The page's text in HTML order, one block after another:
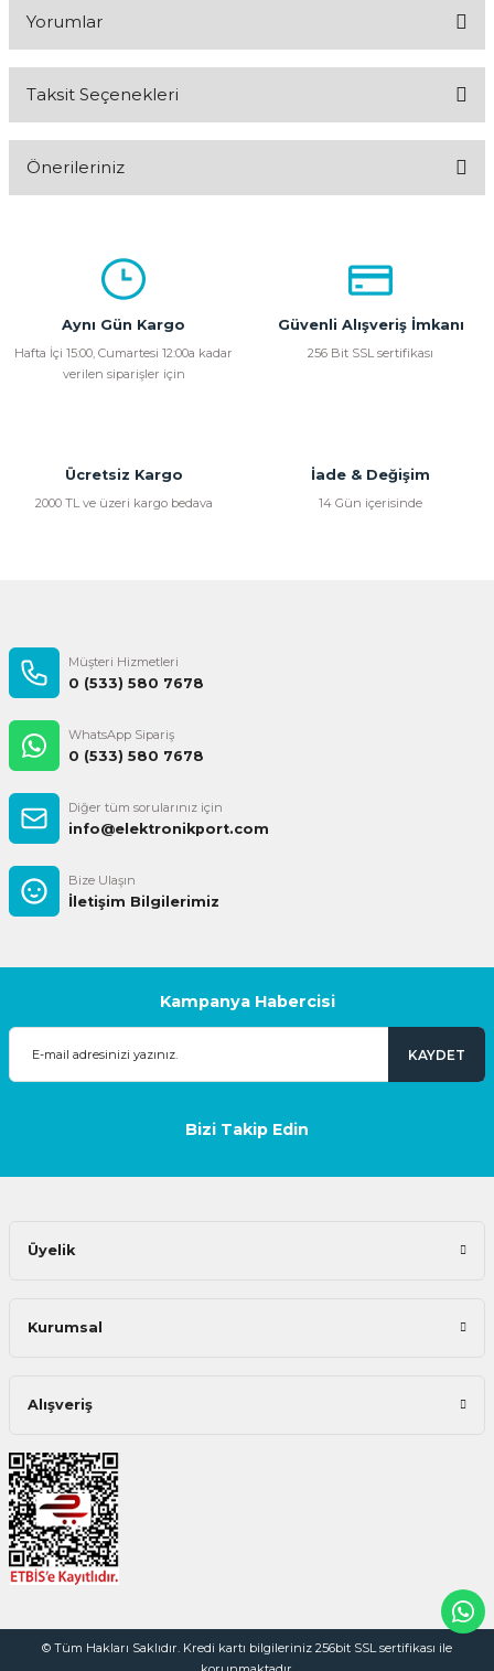
Yorumlar
Taksit Seçenekleri
Önerileriniz
kullanarak tarafımıza iletebilirsiniz.
Görüş ve önerileriniz için teşekkür ederiz.
Ürün açıklamasında eksik bilgiler bulunuyor.
Bu ürüne benzer farklı alternatifler olmalı.
Aynı Gün Kargo
Hafta İçi 15:00, Cumartesi 12:00a kadar
verilen siparişler için
Güvenli Alışveriş İmkanı
256 Bit SSL sertifikası
Ücretsiz Kargo
2000 TL ve üzeri kargo bedava
İade & Değişim
14 Gün içerisinde
Müşteri Hizmetleri
0 (533) 580 7678
WhatsApp Sipariş
0 (533) 580 7678
Diğer tüm sorularınız için
info@elektronikport.com
Bize Ulaşın
İletişim Bilgilerimiz
Kampanya Habercisi
KAYDET
Bizi Takip Edin
Üyelik
Kurumsal
Alışveriş
© Tüm Hakları Saklıdır. Kredi kartı bilgileriniz 256bit SSL sertifikası ile